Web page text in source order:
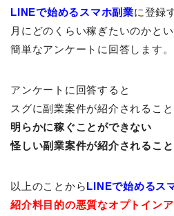
LINEで始めるスマホ副業に登録
月にどのくらい稼ぎたいのかとい
簡単なアンケートに回答します。
アンケートに回答すると
スグに副業案件が紹介されるこ
明らかに稼ぐことができない
怪しい副業案件が紹介されること
以上のことからLINEで始めるス
紹介料目的の悪質なオプトイン